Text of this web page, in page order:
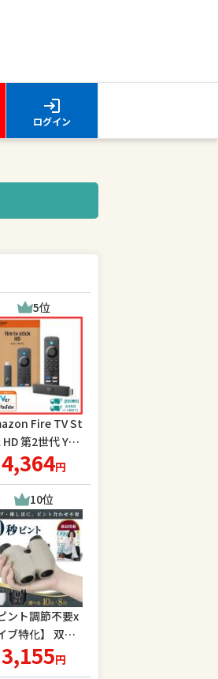
ログイン
5位
Fire TV St
第2世代 You
ボタン2026年
Alexa対応 音
識リモコン 付
4,364円
10位
ント調節不要x
ブ特化】 双眼
コンサート ライ
オペラグラス
3,155円